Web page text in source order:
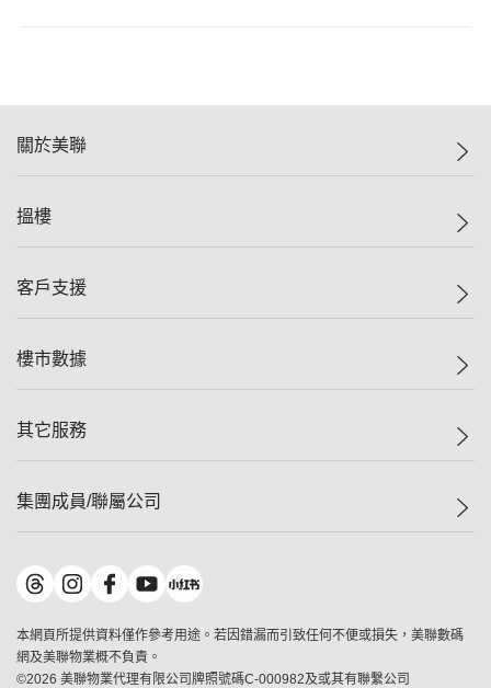
關於美聯
美聯集團
人才招募
搵樓
一手新盤
減價
美聯豪宅
獨家樓盤
租盤
客戶支援
自助放盤
查詢熱線
按揭計算機
負擔能力計算機
轉按計算機
繳款方式
樓市數據
樓價指數
歷史成交
屋苑成交排行榜
地區百科
其它服務
屋苑專頁
美聯精英會
美善會
地產代理管理協會
集團成員/聯屬公司
美聯物業
鋑聯控股*
美聯工商舖*
美聯中國
本網頁所提供資料僅作參考用途。若因錯漏而引致任何不便或損失，美聯數碼
網及美聯物業概不負責。
©2026 美聯物業代理有限公司牌照號碼C-000982及或其有聯繫公司